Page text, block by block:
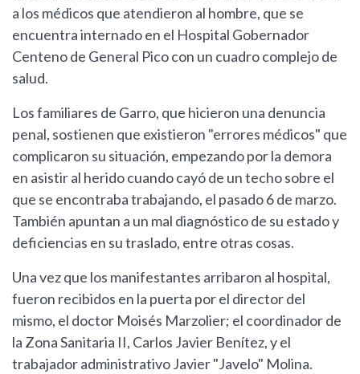
a los médicos que atendieron al hombre, que se
encuentra internado en el Hospital Gobernador
Centeno de General Pico con un cuadro complejo de
salud.
Los familiares de Garro, que hicieron una denuncia
penal, sostienen que existieron "errores médicos" que
complicaron su situación, empezando por la demora
en asistir al herido cuando cayó de un techo sobre el
que se encontraba trabajando, el pasado 6 de marzo.
También apuntan a un mal diagnóstico de su estado y
deficiencias en su traslado, entre otras cosas.
Una vez que los manifestantes arribaron al hospital,
fueron recibidos en la puerta por el director del
mismo, el doctor Moisés Marzolier; el coordinador de
la Zona Sanitaria II, Carlos Javier Benítez, y el
trabajador administrativo Javier "Javelo" Molina.